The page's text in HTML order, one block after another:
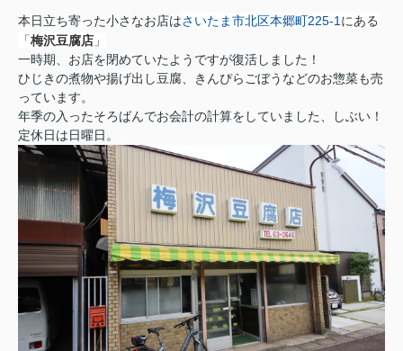
本日立ち寄った小さなお店はさいたま市北区本郷町225-1 にある
「梅沢豆腐店 」
一時期、お店を閉めていたようですが復活しました！
ひじきの煮物や揚げ出し豆腐、きんぴらごぼうなどのお惣菜も売
っています。
年季の入ったそろばんでお会計の計算をしていました、しぶい！
定休日は日曜日。